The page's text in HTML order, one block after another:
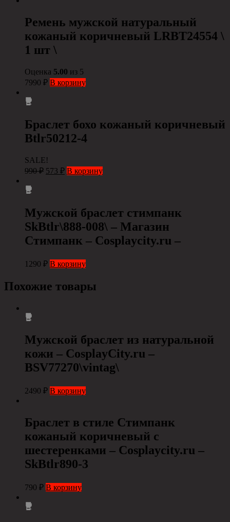
Ремень мужской натуральный
кожаный коричневый LRBT24554 \
1 шт \
Оценка 5.00 из 5
7990 ₽ В корзину
Браслет бохо кожаный коричневый
Btlr50212-4
SALE!
990₽ 573 ₽ В корзину
Мужской браслет стимпанк
SkBtlr\888-008\ – Магазин
Стимпанк – Cosplaycity.ru –
1290 ₽ В корзину
Похожие товары
Мужской браслет из натуральной
кожи – CosplayCity.ru –
BSV77270\vintag\
2490 ₽ В корзину
Браслет в стиле Стимпанк
кожаный коричневый с
шестеренками – Cosplaycity.ru –
SkBtlr890-3
790 ₽ В корзину